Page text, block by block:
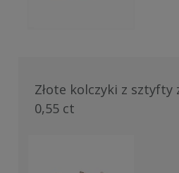
Złote kolczyki z sztyfty
0,55 ct